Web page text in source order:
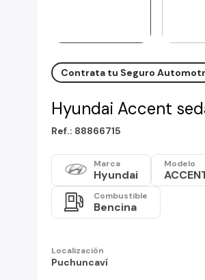
Contrata tu Seguro
Hyundai Accent
Ref.: 88866715
Marca
Hyundai
Modelo
Combustible
Bencina
Localización
Puchuncaví